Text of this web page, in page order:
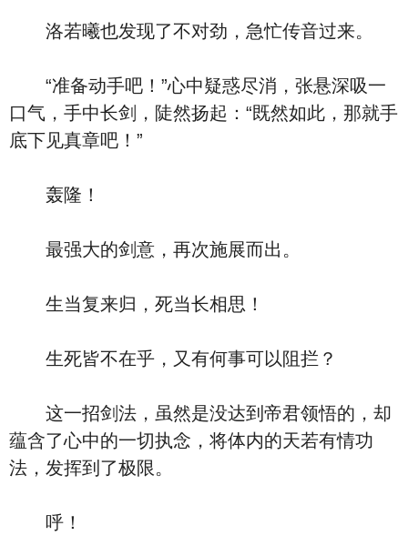
洛若曦也发现了不对劲，急忙传音过来。
“准备动手吧！”心中疑惑尽消，张悬深吸一
口气，手中长剑，陡然扬起：“既然如此，那就手
底下见真章吧！”
轰隆！
最强大的剑意，再次施展而出。
生当复来归，死当长相思！
生死皆不在乎，又有何事可以阻拦？
这一招剑法，虽然是没达到帝君领悟的，却
蕴含了心中的一切执念，将体内的天若有情功
法，发挥到了极限。
呼！